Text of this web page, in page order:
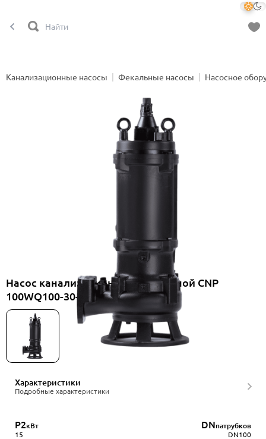
Канализационные насосы Фекальные насосы Насосное
Насос канализационный погружной CNP
100WQ100-30-15EF(I)
Характеристики
Подробные характеристики
P2кВт
15
DNпатрубков
DN100